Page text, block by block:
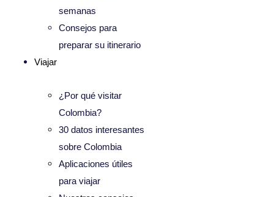
semanas
Consejos para
preparar su itinerario
Viajar
¿Por qué visitar
Colombia?
30 datos interesantes
sobre Colombia
Aplicaciones útiles
para viajar